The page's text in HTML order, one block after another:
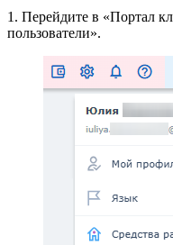
1. Перейдите в «Портал
пользователи».